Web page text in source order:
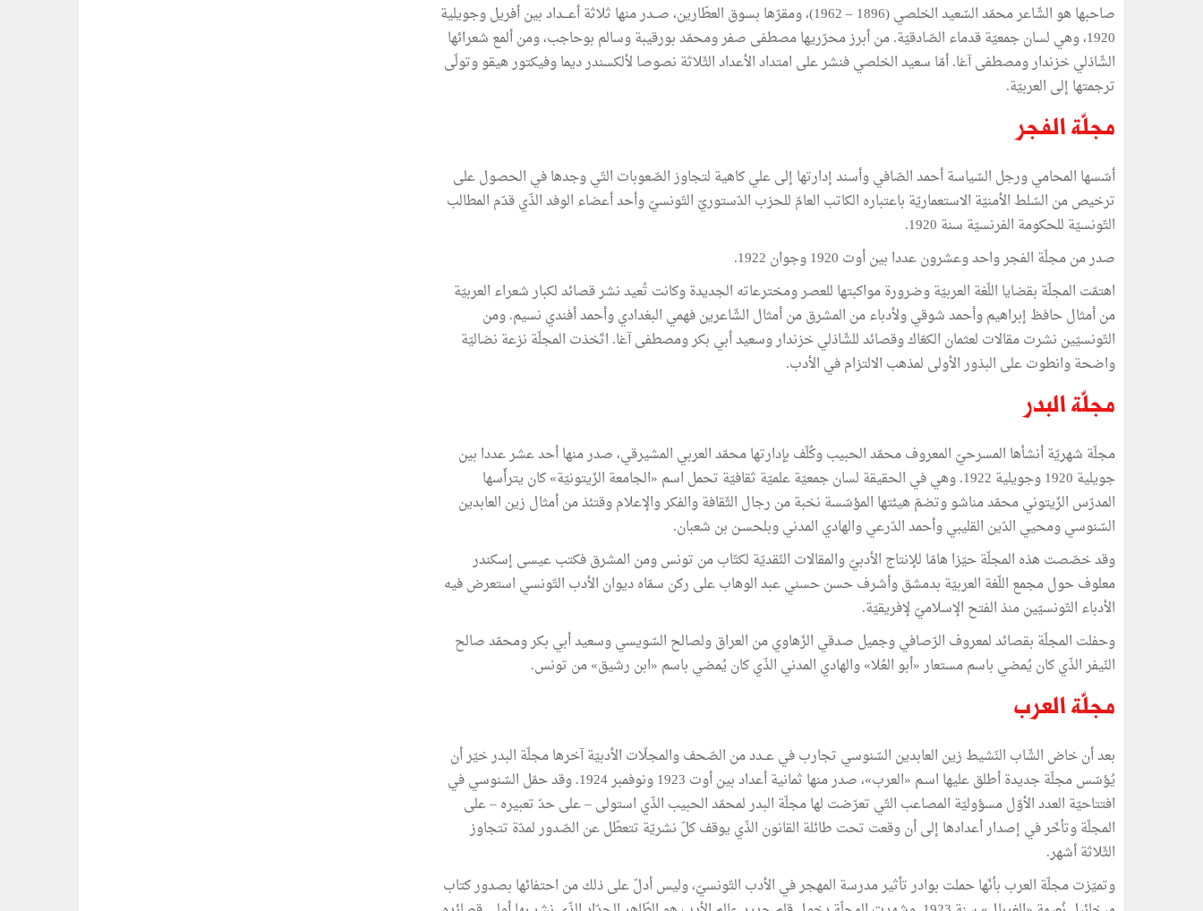
صاحبها هو الشّاعر محمّد السّعيد الخلصي (1896 – 1962)، ومقرّها بسوق العطّارين، صــدر منها ثلاثة أعـــداد بين أفريل وجويلية
1920، وهي لسان جمعيّة قدماء الصّادقيّة. من أبرز محرّريها مصطفى صفر ومحمّد بورقيبة وسالم بوحاجب، ومن ألمع شعرائها
الشّاذلي خزندار ومصطفى آغا. أمّا سعيد الخلصي فنشر على امتداد الأعداد الثّلاثة نصوصا لألكسندر ديما وفيكتور هيقو وتولّى
ترجمتها إلى العربيّة.
مجلّة الفجر
أسّسها المحامي ورجل السّياسة أحمد الصّافي وأسند إدارتها إلى علي كاهية لتجاوز الصّعوبات التّي وجدها في الحصول على
ترخيص من السّلط الأمنيّة الاستعماريّة باعتباره الكاتب العامّ للحزب الدّستوريّ التّونسيّ وأحد أعضاء الوفد الذّي قدّم المطالب
التّونسيّة للحكومة الفرنسيّة سنة 1920.
صدر من مجلّة الفجر واحد وعشرون عددا بين أوت 1920 وجوان 1922.
اهتمّت المجلّة بقضايا اللّغة العربيّة وضرورة مواكبتها للعصر ومخترعاته الجديدة وكانت تُعيد نشر قصائد لكبار شعراء العربيّة
من أمثال حافظ إبراهيم وأحمد شوقي ولأدباء من المشرق من أمثال الشّاعرين فهمي البغدادي وأحمد أفندي نسيم. ومن
التّونسيّين نشرت مقالات لعثمان الكعّاك وقصائد للشّاذلي خزندار وسعيد أبي بكر ومصطفى آغا. اتّخذت المجلّة نزعة نضاليّة
واضحة وانطوت على البذور الأولى لمذهب الالتزام في الأدب.
مجلّة البدر
مجلّة شهريّة أنشأها المسرحيّ المعروف محمّد الحبيب وكُلّف بإدارتها محمّد العربي المشيرقي، صدر منها أحد عشر عددا بين
جويلية 1920 وجويلية 1922. وهي في الحقيقة لسان جمعيّة علميّة ثقافيّة تحمل اسم «الجامعة الزّيتونيّة» كان يترأّسها
المدرّس الزّيتوني محمّد مناشو وتضمّ هيئتها المؤسّسة نخبة من رجال الثّقافة والفكر والإعلام وقتئذ من أمثال زين العابدين
السّنوسي ومحيي الدّين القليبي وأحمد الدّرعي والهادي المدني وبلحسـن بن شعبان.
وقد خصّصت هذه المجلّة حيّزا هامّا للإنتاج الأدبيّ والمقالات النّقديّة لكتّاب من تونس ومن المشرق فكتب عيسى إسكندر
معلوف حول مجمع اللّغة العربيّة بدمشق وأشرف حسن حسني عبد الوهاب على ركن سمّاه ديوان الأدب التّونسي استعرض فيه
الأدباء التّونسيّين منذ الفتح الإسلاميّ لإفريقيّة.
وحفلت المجلّة بقصائد لمعروف الرّصافي وجميل صدقي الزّهاوي من العراق ولصالح السّويسي وسعيد أبي بكر ومحمّد صالح
النّيفر الذّي كان يُمضي باسم مستعار «أبو العُلا» والهادي المدني الذّي كان يُمضي باسم «ابن رشيق» من تونس.
مجلّة العرب
بعد أن خاض الشّاب النّشيط زين العابدين السّنوسي تجارب في عــدد من الصّحف والمجلّات الأدبيّة آخرها مجلّة البدر خيّر أن
يُؤسّس مجلّة جديدة أطلق عليها اسـم «العرب»، صدر منها ثمانية أعداد بين أوت 1923 ونوفمبر 1924. وقد حمّل السّنوسي في
افتتاحيّة العدد الأوّل مسؤوليّة المصاعب التّي تعرّضت لها مجلّة البدر لمحمّد الحبيب الذّي استولى – على حدّ تعبيره – على
المجلّة وتأخّر في إصدار أعدادها إلى أن وقعت تحت طائلة القانون الذّي يوقف كلّ نشريّة تتعطّل عن الصّدور لمدّة تتجاوز
الثّلاثة أشهر.
وتميّزت مجلّة العرب بأنّها حملت بوادر تأثير مدرسة المهجر في الأدب التّونسيّ، وليس أدلّ على ذلك من احتفائها بصدور كتاب